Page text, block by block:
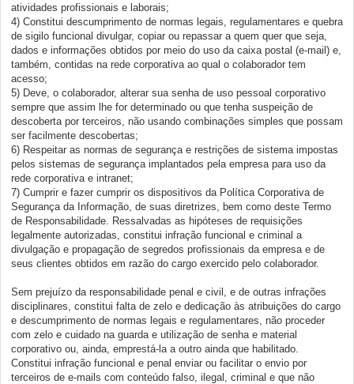
atividades profissionais e laborais;
4) Constitui descumprimento de normas legais, regulamentares e quebra
de sigilo funcional divulgar, copiar ou repassar a quem quer que seja,
dados e informações obtidos por meio do uso da caixa postal (e-mail) e,
também, contidas na rede corporativa ao qual o colaborador tem
acesso;
5) Deve, o colaborador, alterar sua senha de uso pessoal corporativo
sempre que assim lhe for determinado ou que tenha suspeição de
descoberta por terceiros, não usando combinações simples que possam
ser facilmente descobertas;
6) Respeitar as normas de segurança e restrições de sistema impostas
pelos sistemas de segurança implantados pela empresa para uso da
rede corporativa e intranet;
7) Cumprir e fazer cumprir os dispositivos da Política Corporativa de
Segurança da Informação, de suas diretrizes, bem como deste Termo
de Responsabilidade. Ressalvadas as hipóteses de requisições
legalmente autorizadas, constitui infração funcional e criminal a
divulgação e propagação de segredos profissionais da empresa e de
seus clientes obtidos em razão do cargo exercido pelo colaborador.
Sem prejuízo da responsabilidade penal e civil, e de outras infrações
disciplinares, constitui falta de zelo e dedicação às atribuições do cargo
e descumprimento de normas legais e regulamentares, não proceder
com zelo e cuidado na guarda e utilização de senha e material
corporativo ou, ainda, emprestá-la a outro ainda que habilitado.
Constitui infração funcional e penal enviar ou facilitar o envio por
terceiros de e-mails com conteúdo falso, ilegal, criminal e que não